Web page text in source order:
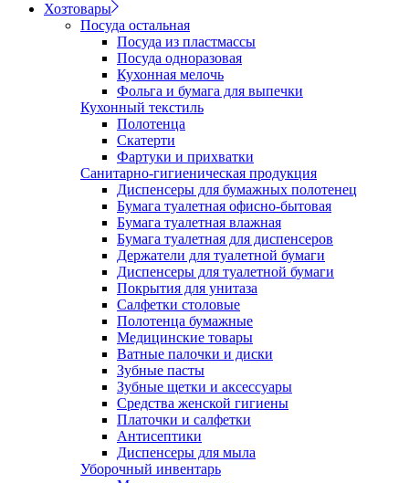
Хозтовары
Посуда остальная
Посуда из пластмассы
Посуда одноразовая
Кухонная мелочь
Фольга и бумага для выпечки
Кухонный текстиль
Полотенца
Скатерти
Фартуки и прихватки
Санитарно-гигиеническая продукция
Диспенсеры для бумажных полотенец
Бумага туалетная офисно-бытовая
Бумага туалетная влажная
Бумага туалетная для диспенсеров
Держатели для туалетной бумаги
Диспенсеры для туалетной бумаги
Покрытия для унитаза
Салфетки столовые
Полотенца бумажные
Медицинские товары
Ватные палочки и диски
Зубные пасты
Зубные щетки и аксессуары
Средства женской гигиены
Платочки и салфетки
Антисептики
Диспенсеры для мыла
Уборочный инвентарь